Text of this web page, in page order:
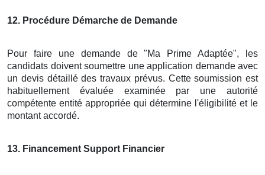
12. Procédure Démarche de Demande
Pour faire une demande de "Ma Prime Adaptée", les
candidats doivent soumettre une application demande avec
un devis détaillé des travaux prévus. Cette soumission est
habituellement évaluée examinée par une autorité
compétente entité appropriée qui détermine l'éligibilité et le
montant accordé.
13. Financement Support Financier